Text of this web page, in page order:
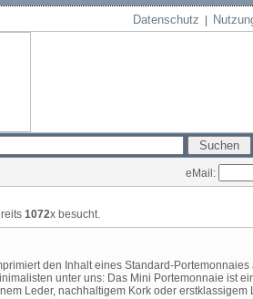
Datenschutz
eMail:
1072x besucht.
den Inhalt eines Standard-Portemonnaies
unter uns: Das Mini Portemonnaie ist
Leder, nachhaltigem Kork oder erstklassigem